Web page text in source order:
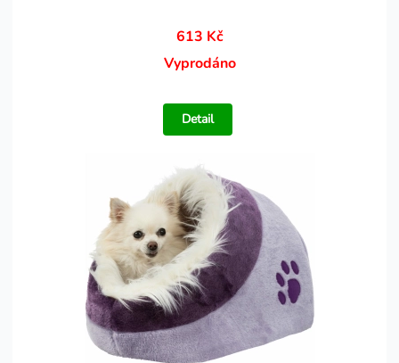
613 Kč
Vyprodáno
Detail